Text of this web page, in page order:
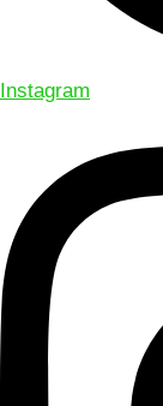
Instagram